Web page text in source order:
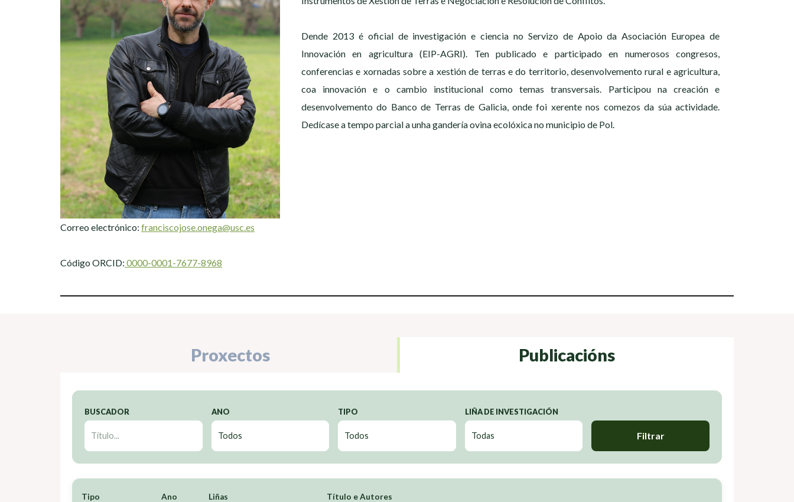
Dende 2013 é oficial de investigación e ciencia no Servizo de Apoio da Asociación Europea de
Innovación en agricultura (EIP-AGRI). Ten publicado e participado en numerosos congresos,
conferencias e xornadas sobre a xestión de terras e do territorio, desenvolvemento rural e agricultura,
coa innovación e o cambio institucional como temas transversais. Participou na creación e
desenvolvemento do Banco de Terras de Galicia, onde foi xerente nos comezos da súa actividade.
Dedícase a tempo parcial a unha gandería ovina ecolóxica no municipio de Pol.
Correo electrónico: franciscojose.onega@usc.es
Código ORCID: 0000-0001-7677-8968
Proxectos Publicacións
BUSCADOR ANO TIPO LIÑA DE INVESTIGACIÓN
Filtrar
Tipo Ano Liñas Título e Autores